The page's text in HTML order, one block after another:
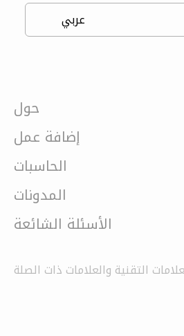
حول
إضافة عمل
الحاسبات
المدونات
الأسئلة الشائعة
التقنية والعلامات ذات الصلة